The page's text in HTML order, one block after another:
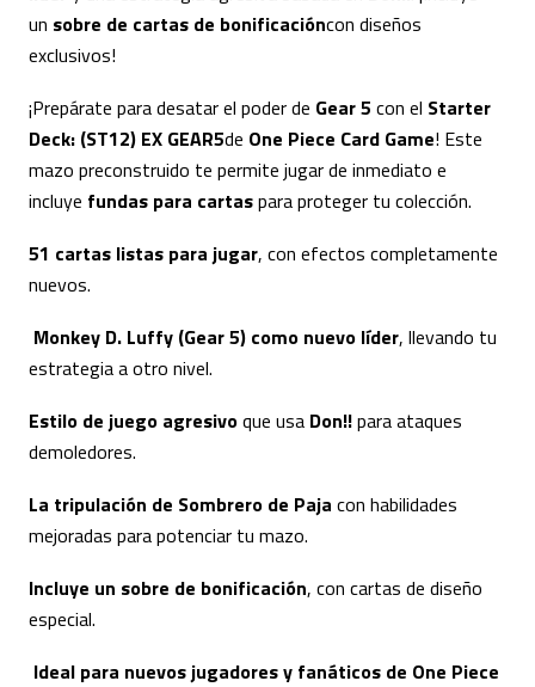
un sobre de cartas de bonificacióncon diseños
exclusivos!
¡Prepárate para desatar el poder de Gear 5 con el Starter
Deck: (ST12) EX GEAR5de One Piece Card Game! Este
mazo preconstruido te permite jugar de inmediato e
incluye fundas para cartaspara proteger tu colección.
51 cartas listas para jugar, con efectos completamente
nuevos.
Monkey D. Luffy (Gear 5) como nuevo líder, llevando tu
estrategia a otro nivel.
Estilo de juego agresivoque usa Don!!para ataques
demoledores.
La tripulación de Sombrero de Paja con habilidades
mejoradas para potenciar tu mazo.
Incluye un sobre de bonificación, con cartas de diseño
especial.
Ideal para nuevos jugadores y fanáticos de One Piece